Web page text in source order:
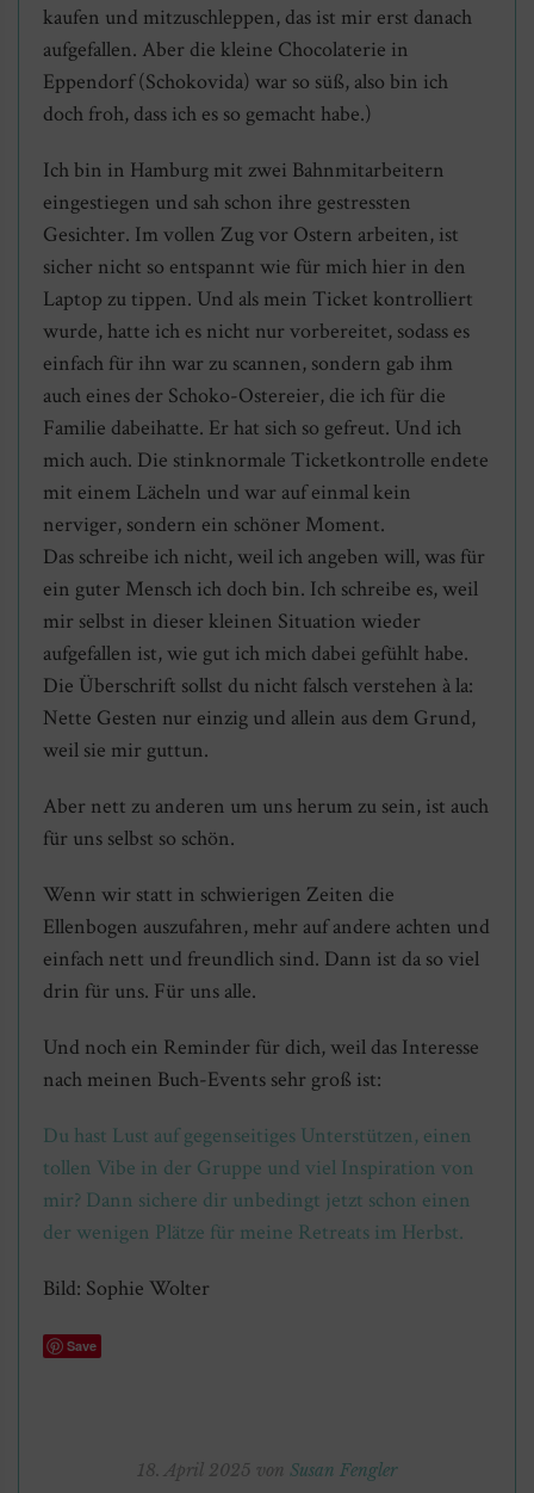
kaufen und mitzuschleppen, das ist mir erst danach
aufgefallen. Aber die kleine Chocolaterie in
Eppendorf (Schokovida) war so süß, also bin ich
doch froh, dass ich es so gemacht habe.)
Ich bin in Hamburg mit zwei Bahnmitarbeitern
eingestiegen und sah schon ihre gestressten
Gesichter. Im vollen Zug vor Ostern arbeiten, ist
sicher nicht so entspannt wie für mich hier in den
Laptop zu tippen. Und als mein Ticket kontrolliert
wurde, hatte ich es nicht nur vorbereitet, sodass es
einfach für ihn war zu scannen, sondern gab ihm
auch eines der Schoko-Ostereier, die ich für die
Familie dabeihatte. Er hat sich so gefreut. Und ich
mich auch. Die stinknormale Ticketkontrolle endete
mit einem Lächeln und war auf einmal kein
nerviger, sondern ein schöner Moment.
Das schreibe ich nicht, weil ich angeben will, was für
ein guter Mensch ich doch bin. Ich schreibe es, weil
mir selbst in dieser kleinen Situation wieder
aufgefallen ist, wie gut ich mich dabei gefühlt habe.
Die Überschrift sollst du nicht falsch verstehen à la:
Nette Gesten nur einzig und allein aus dem Grund,
weil sie mir guttun.
Aber nett zu anderen um uns herum zu sein, ist auch
für uns selbst so schön.
Wenn wir statt in schwierigen Zeiten die
Ellenbogen auszufahren, mehr auf andere achten und
einfach nett und freundlich sind. Dann ist da so viel
drin für uns. Für uns alle.
Und noch ein Reminder für dich, weil das Interesse
nach meinen Buch-Events sehr groß ist:
Du hast Lust auf gegenseitiges Unterstützen, einen
tollen Vibe in der Gruppe und viel Inspiration von
mir? Dann sichere dir unbedingt jetzt schon einen
der wenigen Plätze für meine Retreats im Herbst.
Bild: Sophie Wolter
Save
18. April 2025 von Susan Fengler